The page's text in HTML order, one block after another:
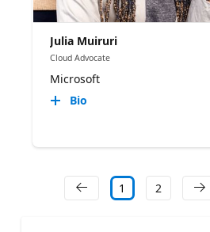
Julia Muiruri
Cloud Advocate
Microsoft
Bio
1 2